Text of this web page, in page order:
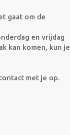
gaat om de
en vrijdag
kan komen, kun je
met je op.